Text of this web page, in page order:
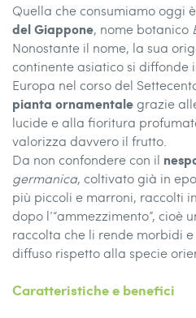
Quella che consumiamo oggi
del Giappone, nome botanico
Nonostante il nome, la sua
continente asiatico si diffonde
Europa nel corso del
pianta ornamentalegrazie
lucide e alla fioritura
valorizza davvero il frutto.
Da non confondere con il
germanica, coltivato già in
più piccoli e marroni, raccolti
dopo l’“ammezzimento”, cioè
raccolta che li rende morbidi
diffuso rispetto alla specie
Caratteristiche e benefici